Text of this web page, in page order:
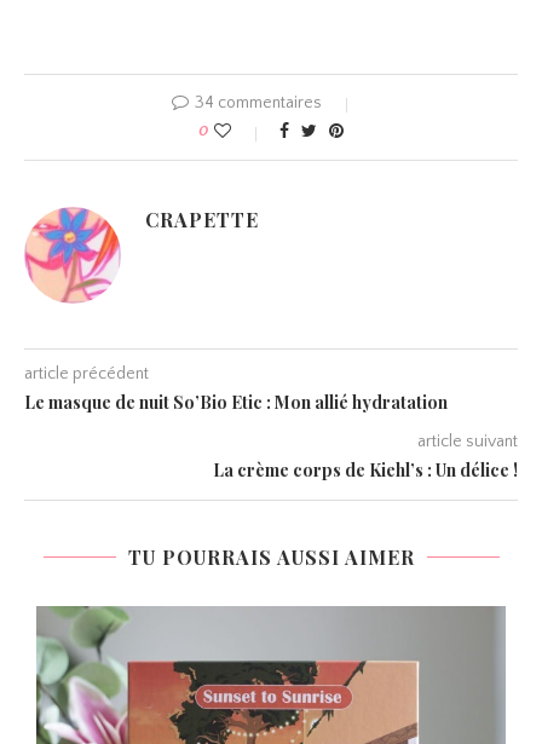
34 commentaires
0
CRAPETTE
article précédent
Le masque de nuit So’Bio Etic : Mon allié hydratation
article suivant
La crème corps de Kiehl’s : Un délice !
TU POURRAIS AUSSI AIMER